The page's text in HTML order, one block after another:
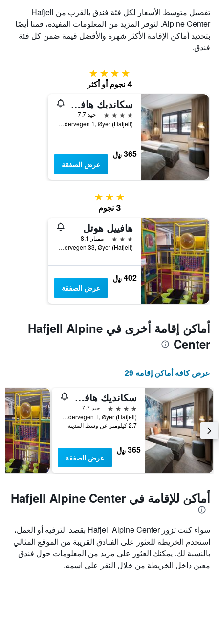
تفصيل متوسط الأسعار لكل فئة فندق بالقرب من Hafjell
Alpine Center. لنوفر المزيد من المعلومات المفيدة، قمنا أيضًا
بتحديد أماكن الإقامة الأكثر شهرة والأفضل قيمة ضمن كل فئة
فندق.
4 نجوم
4 نجوم أو أكثر
سكانديك هافييل
4 نجوم
جيد 7.7
Hundervegen 1, Øyer (Hafjell), أوبلاند, النرويج
365 ﷼
عرض الصفقة
3 نجوم
3 نجوم
هافييل هوتل
3 نجوم
ممتاز 8.1
Hundervegen 33, Øyer (Hafjell), أوبلاند, النرويج
402 ﷼
عرض الصفقة
أماكن إقامة أخرى في Hafjell Alpine
Center
عرض كافة أماكن إقامة 29
سكانديك هافييل
4 نجوم
جيد 7.7
Hundervegen 1, Øyer (Hafjell), أوبلاند, النرويج
2.7 كيلومتر عن وسط المدينة
365 ﷼
عرض الصفقة
أماكن للإقامة في Hafjell Alpine Center
سواء كنت تزور Hafjell Alpine Center بقصد الترفيه أو العمل،
استخدم الخريطة للعثور على الفنادق القريبة من الموقع المثالي
بالنسبة لك. يمكنك العثور على مزيد من المعلومات حول فندق
معين داخل الخريطة من خلال النقر على اسمه.